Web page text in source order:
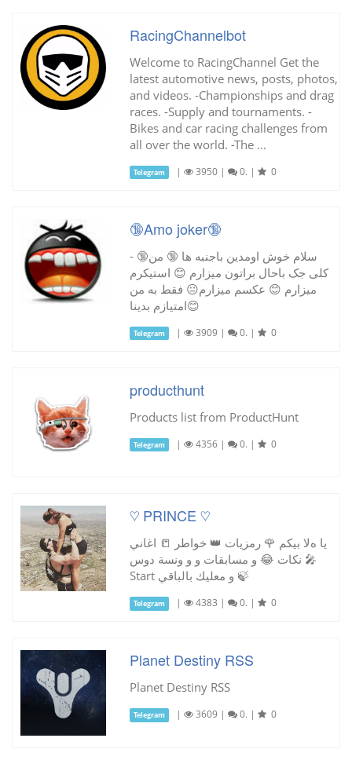
RacingChannelbot
Welcome to RacingChannel Get the
latest automotive news, posts, photos,
and videos. -Championships and drag
races. -Supply and tournaments. -
Bikes and car racing challenges from
all over the world. -The ...
Telegram | 3950 | 0. | 0
🔞Amo joker🔞
- 🔞سلام خوش اومدین باجنبه ها 🔞 من
کلی جک باحال براتون میزارم 😊 استیکرم
میزارم 😊 عکسم میزارم😐 فقط به من
امتیازم بدینا😊
Telegram | 3909 | 0. | 0
producthunt
Products list from ProductHunt
Telegram | 4356 | 0. | 0
♡ PRINCE ♡
يا هﻻ بيكم 🌹 رمزيات 👑 خواطر 📒 اغاني
🎤 نكات 😂 و مسابقات و و ونسة دوس
Start و معليك بالباقي 🍃
Telegram | 4383 | 0. | 0
Planet Destiny RSS
Planet Destiny RSS
Telegram | 3609 | 0. | 0